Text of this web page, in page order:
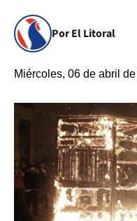
Por El Litoral
Miércoles, 06 de abril